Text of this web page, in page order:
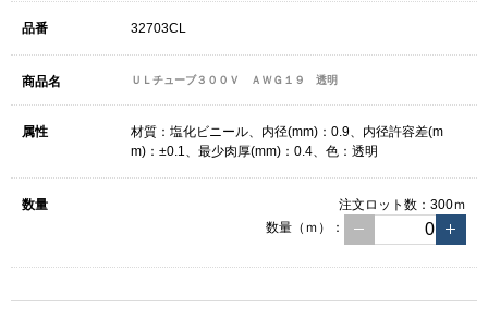
32703CL
ＵＬチューブ３００Ｖ ＡＷＧ１９ 透明
材質：塩化ビニール、内径(mm)：0.9、内径許容差(m
m)：±0.1、最少肉厚(mm)：0.4、色：透明
注文ロット数： 300ｍ
数量（ｍ）：